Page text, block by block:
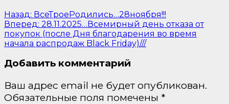
Назад: ВсеТроеРодились…28ноября!!!
Вперед: 28.11.2025…Всемирный день отказа от
покупок (после Дня благодарения во время
начала распродаж Black Friday)///
Добавить комментарий
Ваш адрес email не будет опубликован.
Обязательные поля помечены *